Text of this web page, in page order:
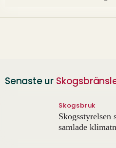
Senaste ur
Skogsbruk
Skogsstyrelsen
samlade